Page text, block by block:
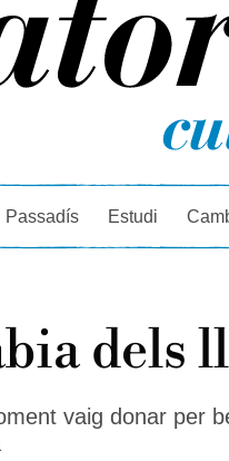
Passadís Estudi
dels
vaig donar per